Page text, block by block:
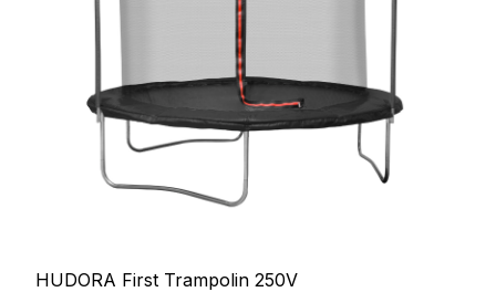
HUDORA First Trampolin 250V